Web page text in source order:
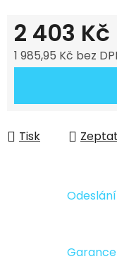
2 403 Kč
1 985,95 Kč bez
Tisk